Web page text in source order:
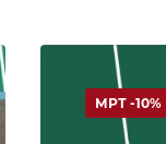
МРТ -10%